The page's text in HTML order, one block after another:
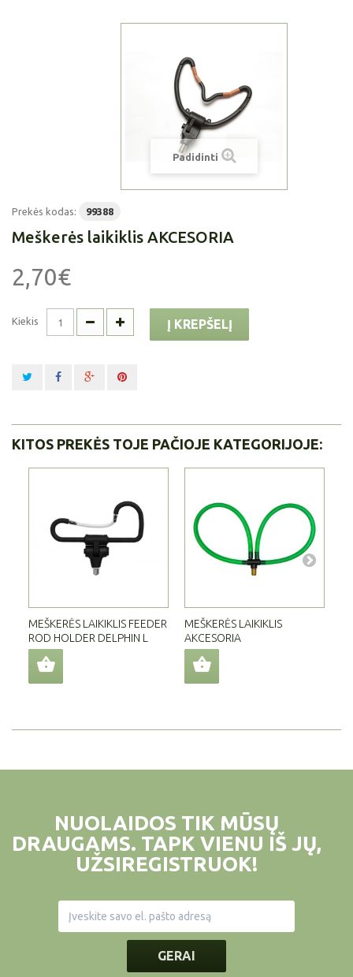
Padidinti
Prekės kodas: 99388
Meškerės laikiklis AKCESORIA
2,70€
Kiekis Į KREPŠELĮ
KITOS PREKĖS TOJE PAČIOJE KATEGORIJOJE:
MEŠKERĖS LAIKIKLIS FEEDER
ROD HOLDER DELPHIN L
MEŠKERĖS LAIKIKLIS
AKCESORIA
NUOLAIDOS TIK MŪSŲ
DRAUGAMS. TAPK VIENU IŠ JŲ,
UŽSIREGISTRUOK!
GERAI